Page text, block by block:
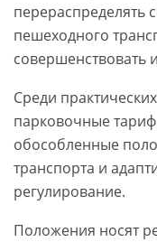
перераспределять
пешеходного
совершенствовать
Среди
парковочные
обособленные
транспорта и
регулирование.
Положения носят